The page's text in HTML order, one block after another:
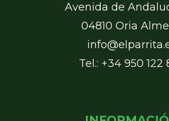
Avenida de
04810 Oria
Tel.: +34 950 122